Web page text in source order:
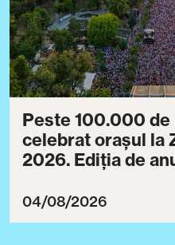
Peste 100.000
celebrat orașul la
2026. Ediția de
04/08/2026